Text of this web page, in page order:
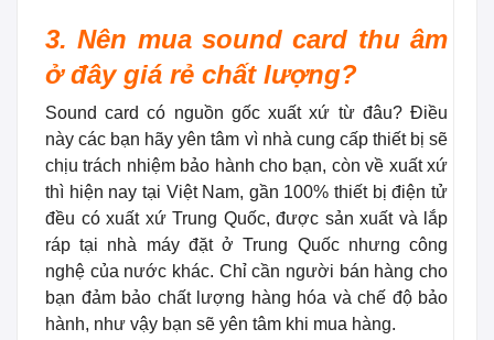
3. Nên mua sound card thu âm
ở đây giá rẻ chất lượng?
Sound card có nguồn gốc xuất xứ từ đâu? Điều
này các bạn hãy yên tâm vì nhà cung cấp thiết bị sẽ
chịu trách nhiệm bảo hành cho bạn, còn về xuất xứ
thì hiện nay tại Việt Nam, gần 100% thiết bị điện tử
đều có xuất xứ Trung Quốc, được sản xuất và lắp
ráp tại nhà máy đặt ở Trung Quốc nhưng công
nghệ của nước khác. Chỉ cần người bán hàng cho
bạn đảm bảo chất lượng hàng hóa và chế độ bảo
hành, như vậy bạn sẽ yên tâm khi mua hàng.